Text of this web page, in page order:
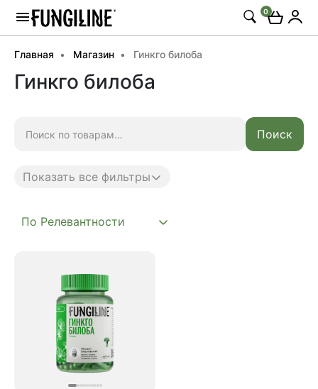
0
Главная Магазин Гинкго билоба
Гинкго билоба
Поиск
Показать все фильтры
Daily
Mushroom
Phyto
Premium
Solution